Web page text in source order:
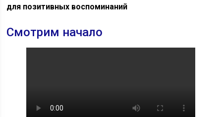
для позитивных воспоминаний
Смотрим начало